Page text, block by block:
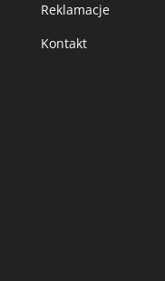
Reklamacje
Kontakt